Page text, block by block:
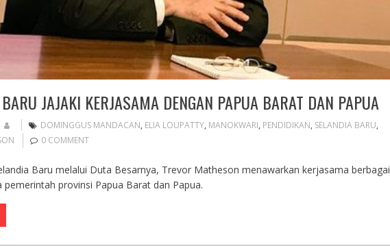
JAJAKI KERJASAMA DENGAN PAPUA BARAT DAN PAPUA
DOMINGGUS MANDACAN, ELIA LOUPATTY, MANOKWARI, PENDIDIKAN, SELANDIA BARU,
0 COMMENT
Baru melalui Duta Besarnya, Trevor Matheson menawarkan kerjasama berbagai
pemerintah provinsi Papua Barat dan Papua.